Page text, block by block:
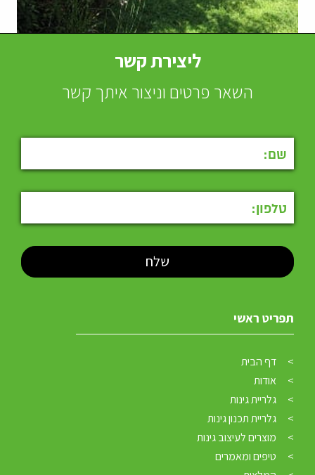
ליצירת קשר
השאר פרטים וניצור איתך קשר
תפריט ראשי
דף הבית
אודות
גלריית גינות
גלריית תכנון גינות
מוצרים לעיצוב גינות
טיפים ומאמרים